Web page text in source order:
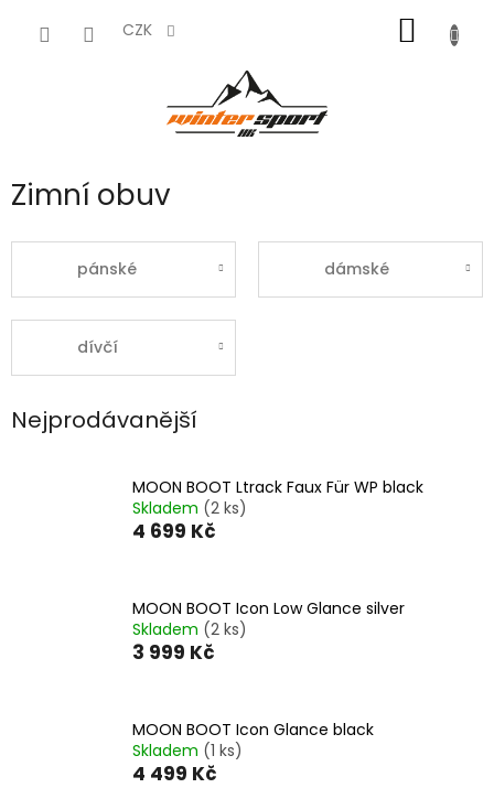
CZK
KOŠÍK
Zimní obuv
pánské dámské
dívčí
Nejprodávanější
MOON BOOT Ltrack Faux Für WP black
Skladem (2 ks)
4 699 Kč
MOON BOOT Icon Low Glance silver
Skladem (2 ks)
3 999 Kč
MOON BOOT Icon Glance black
Skladem (1 ks)
4 499 Kč